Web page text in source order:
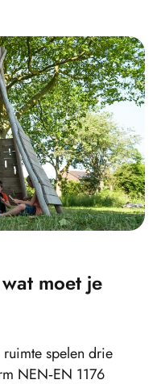
moet je
spelen drie
NEN‑EN 1176